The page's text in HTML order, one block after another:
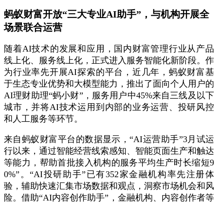
蚂蚁财富开放“三大专业AI助手”，与机构开展全
场景联合运营
随着AI技术的发展和应用，国内财富管理行业从产品
线上化、服务线上化，正式进入服务智能化新阶段。作
为行业率先开展AI探索的平台，近几年，蚂蚁财富基
于生态专业优势和大模型能力，推出了面向个人用户的
AI理财助理“蚂小财”，服务用户中45%来自三线及以下
城市，并将AI技术运用到内部的业务运营、投研风控
和人工服务等环节。
来自蚂蚁财富平台的数据显示，“AI运营助手”3月试运
行以来，通过智能经营线索感知、智能页面生产和触达
等能力，帮助首批接入机构的服务平均生产时长缩短9
0%”。“AI投研助手”已有352家金融机构率先注册体
验，辅助快速汇集市场数据和观点，洞察市场机会和风
险。借助“AI内容创作助手”，金融机构、内容创作者等